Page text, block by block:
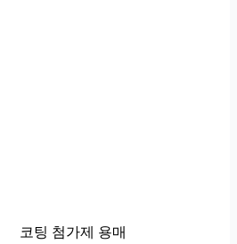
코팅 첨가제 용매